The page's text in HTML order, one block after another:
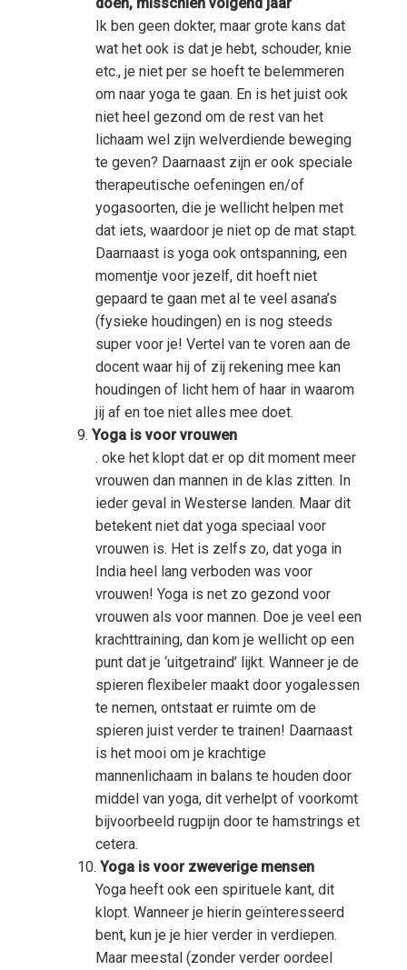
Ik ben geen dokter, maar grote kans dat
wat het ook is dat je hebt, schouder, knie
etc., je niet per se hoeft te belemmeren
om naar yoga te gaan. En is het juist ook
niet heel gezond om de rest van het
lichaam wel zijn welverdiende beweging
te geven? Daarnaast zijn er ook speciale
therapeutische oefeningen en/of
yogasoorten, die je wellicht helpen met
dat iets, waardoor je niet op de mat stapt.
Daarnaast is yoga ook ontspanning, een
momentje voor jezelf, dit hoeft niet
gepaard te gaan met al te veel asana’s
(fysieke houdingen) en is nog steeds
super voor je! Vertel van te voren aan de
docent waar hij of zij rekening mee kan
houdingen of licht hem of haar in waarom
jij af en toe niet alles mee doet.
Yoga is voor vrouwen
. oke het klopt dat er op dit moment meer
vrouwen dan mannen in de klas zitten. In
ieder geval in Westerse landen. Maar dit
betekent niet dat yoga speciaal voor
vrouwen is. Het is zelfs zo, dat yoga in
India heel lang verboden was voor
vrouwen! Yoga is net zo gezond voor
vrouwen als voor mannen. Doe je veel een
krachttraining, dan kom je wellicht op een
punt dat je ‘uitgetraind’ lijkt. Wanneer je de
spieren flexibeler maakt door yogalessen
te nemen, ontstaat er ruimte om de
spieren juist verder te trainen! Daarnaast
is het mooi om je krachtige
mannenlichaam in balans te houden door
middel van yoga, dit verhelpt of voorkomt
bijvoorbeeld rugpijn door te hamstrings et
cetera.
Yoga is voor zweverige mensen
Yoga heeft ook een spirituele kant, dit
klopt. Wanneer je hierin geïnteresseerd
bent, kun je je hier verder in verdiepen.
Maar meestal (zonder verder oordeel